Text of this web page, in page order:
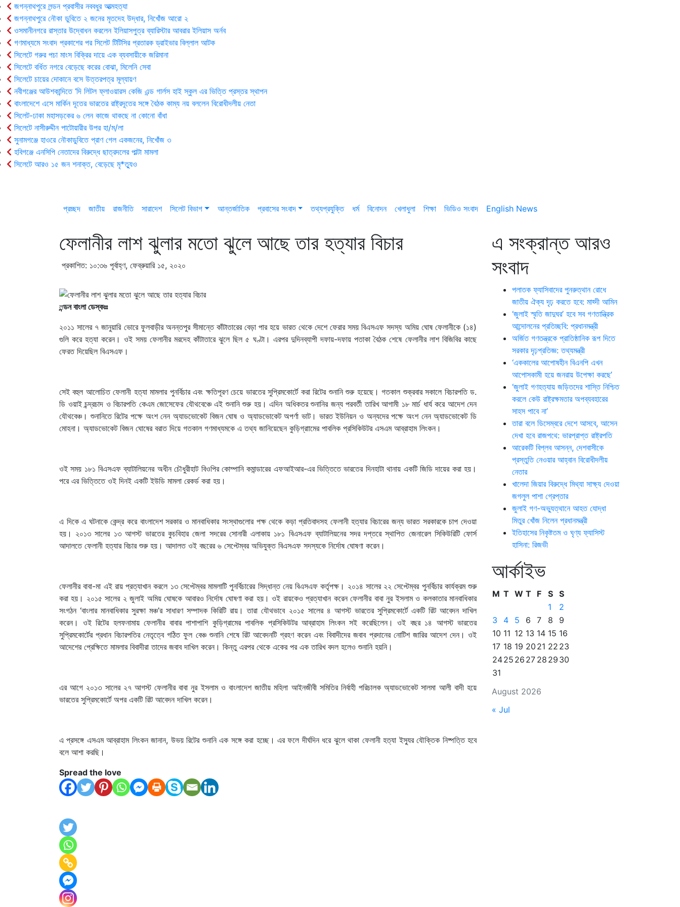
জগন্নাথপুরে লন্ডন প্রবাসীর নববধুর আত্মহত্যা
জগন্নাথপুরে নৌকা ডুবিতে ২ জনের মৃতদেহ উদ্ধার, নিখোঁজ আরো ২
ওসমানীনগরে রাস্তার উদ্বোধন করলেন ইলিয়াসপুত্র ব্যারিস্টার আবরার ইলিয়াস অর্নব
গণমাধ্যমে সংবাদ প্রকাশের পর সিলেট টিটিসির প্রতারক ড্রাইভার বিল্লাল আটক
সিলেটে গরুর পচা মাংস বিক্রির দায়ে এক ব্যবসায়ীকে জরিমানা
সিলেটে বর্ধিত নগরে বেড়েছে করের বোঝা, মিলেনি সেবা
সিলেটে চায়ের দোকানে বসে উত্তরপত্র মূল্যায়ণ
নবীগঞ্জের আউশকান্দিতে ‘দি লিটল ফ্লাওয়ারস কেজি এন্ড গার্লস হাই স্কুল এর ভিত্তি প্রস্তর স্থাপন
বাংলাদেশে এসে মার্কিন দূতের ভারতের রাষ্ট্রদূতের সঙ্গে বৈঠক কাম্য নয় বললেন বিরোধীদলীয় নেতা
সিলেট-ঢাকা মহাসড়কের ৬ লেন কাজে থাকছে না কোনো বাঁধা
সিলেটে নাসীরুদ্দীন পাটোয়ারীর উপর হা/ম/লা
সুনামগঞ্জে হাওরে নৌকাডুবিতে প্রাণ গেল একজনের, নিখোঁজ ৩
হবিগঞ্জে এনসিপি নেতাদের বিরুদ্ধে ছাত্রদলের পাল্টা মামলা
সিলেটে আরও ১৫ জন শনাক্ত, বেড়েছে মৃ*ত্যুও
প্রচ্ছদ জাতীয় রাজনীতি সারাদেশ সিলেট বিভাগ আন্তর্জাতিক প্রবাসের সংবাদ তথ্যপ্রযুক্তি ধর্ম বিনোদন খেলাধুলা শিক্ষা ভিডিও সংবাদ English News
ফেলানীর লাশ ঝুলার মতো ঝুলে আছে তার হত্যার বিচার
প্রকাশিত: ১০:৩৬ পূর্বাহ্ণ, ফেব্রুয়ারি ১৫, ২০২০
লন্ডন বাংলা ডেস্কঃঃ
২০১১ সালের ৭ জানুয়ারি ভোরে ফুলবাড়ীর অনন্তপুর সীমান্তে কাঁটাতারের বেড়া পার হয়ে ভারত থেকে দেশে ফেরার সময় বিএসএফ সদস্য অমিয় ঘোষ ফেলানীকে (১৪)
গুলি করে হত্যা করেন। ওই সময় ফেলানীর মরদেহ কাঁটাতারে ঝুলে ছিল ৫ ঘণ্টা। এরপর দুদিনব্যাপী দফায়-দফায় পতাকা বৈঠক শেষে ফেলানীর লাশ বিজিবির কাছে
ফেরত দিয়েছিল বিএসএফ।
সেই বহুল আলোচিত ফেলানী হত্যা মামলার পুনর্বিচার এবং ক্ষতিপূরণ চেয়ে ভারতের সুপ্রিমকোর্টে করা রিটের শুনানি শুরু হয়েছে। গতকাল শুক্রবার সকালে বিচারপতি ড.
ডি ওয়াই চন্দ্রচাদ ও বিচারপতি কেএম জোসেফের যৌথবেঞ্চে এই শুনানি শুরু হয়। এদিন অধিকতর শুনানির জন্য পরবর্তী তারিখ আগামী ১৮ মার্চ ধার্য করে আদেশ দেন
যৌথবেঞ্চ। শুনানিতে রিটের পক্ষে অংশ নেন অ্যাডভোকেট বিজন ঘোষ ও অ্যাডভোকেট অপর্ণা ভাট। ভারত ইউনিয়ন ও অন্যদের পক্ষে অংশ নেন অ্যাডভোকেট ডি
মোহনা। অ্যাডভোকেট বিজন ঘোষের বরাত দিয়ে গতকাল গণমাধ্যমকে এ তথ্য জানিয়েছেন কুড়িগ্রাামের পাবলিক প্রসিকিউটর এসএম আব্রাহাম লিংকন।
ওই সময় ১৮১ বিএসএফ ব্যাটালিয়নের অধীন চৌধুরীহাট বিওপির কোম্পানি কমান্ডারের এফআইআর-এর ভিত্তিতে ভারতের দিনহাটা থানায় একটি জিডি দায়ের করা হয়।
পরে এর ভিত্তিতে ওই দিনই একটি ইউডি মামলা রেকর্ড করা হয়।
এ দিকে এ ঘটনাকে কেন্দ্র করে বাংলাদেশ সরকার ও মানবাধিকার সংস্থাগুলোর পক্ষ থেকে কড়া প্রতিবাদসহ ফেলানী হত্যার বিচারের জন্য ভারত সরকারকে চাপ দেওয়া
হয়। ২০১৩ সালের ১৩ আগস্ট ভারতের কুচবিহার জেলা সদরের সোনারী এলাকায় ১৮১ বিএসএফ ব্যাটালিয়নের সদর দপ্তরে স্থাপিত জেনারেল সিকিউরিটি ফোর্স
আদালতে ফেলানী হত্যার বিচার শুরু হয়। আদালত ওই বছরের ৬ সেপ্টেম্বর অভিযুক্ত বিএসএফ সদস্যকে নির্দোষ ঘোষণা করেন।
ফেলানীর বাবা-মা এই রায় প্রত্যাখান করলে ১৩ সেপ্টেম্বর মামলাটি পুনর্বিচারের সিদ্ধান্ত নেয় বিএসএফ কর্তৃপক্ষ। ২০১৪ সালের ২২ সেপ্টেম্বর পুনর্বিচার কার্যক্রম শুরু
করা হয়। ২০১৫ সালের ২ জুলাই অমিয় ঘোষকে আবারও নির্দোষ ঘোষণা করা হয়। ওই রায়কেও প্রত্যাখান করেন ফেলানীর বাবা নুর ইসলাম ও কলকাতার মানবাধিকার
সংগঠন ‘বাংলার মানবাধিকার সুরক্ষা মঞ্চ’র সাধারণ সম্পাদক কিরিটি রায়। তারা যৌথভাবে ২০১৫ সালের ৪ আগস্ট ভারতের সুপ্রিমকোর্টে একটি রিট আবেদন দাখিল
করেন। ওই রিটের হলফনামায় ফেলানীর বাবার পাশাপাশি কুড়িগ্রামের পাবলিক প্রসিকিউটর আব্রাহাম লিংকন সই করেছিলেন। ওই বছর ১৪ আগস্ট ভারতের
সুপ্রিমকোর্টের প্রধান বিচারপতির নেতৃত্বে গঠিত ফুল বেঞ্চ শুনানি শেষে রিট আবেদনটি গ্রহণ করেন এবং বিবাদীদের জবাব প্রদানের নোটিশ জারির আদেশ দেন। ওই
আদেশের প্রেক্ষিতে মামলার বিবাদীরা তাদের জবাব দাখিল করেন। কিন্তু এরপর থেকে একের পর এক তারিখ বদল হলেও শুনানি হয়নি।
এর আগে ২০১৩ সালের ২৭ আগস্ট ফেলানীর বাবা নুর ইসলাম ও বাংলাদেশ জাতীয় মহিলা আইনজীবী সমিতির নির্বাহী পরিচালক অ্যাডভোকেট সালমা আলী বাদী হয়ে
ভারতের সুপ্রিমকোর্টে অপর একটি রিট আবেদন দাখিল করেন।
এ প্রসঙ্গে এসএম আব্রাহাম লিংকন জানান, উভয় রিটের শুনানি এক সঙ্গে করা হচ্ছে। এর ফলে দীর্ঘদিন ধরে ঝুলে থাকা ফেলানী হত্যা ইস্যুর যৌক্তিক নিষ্পত্তি হবে
বলে আশা করছি।
Spread the love
এ সংক্রান্ত আরও
সংবাদ
পলাতক ফ্যাসিবাদের পুনরুত্থান রোধে
জাতীয় ঐক্য দৃঢ় করতে হবে: মাহ্দী আমিন
‘জুলাই স্মৃতি জাদুঘর’ হবে সব গণতান্ত্রিক
আন্দোলনের প্রতিচ্ছবি: প্রধানমন্ত্রী
অর্জিত গণতন্ত্রকে প্রাতিষ্ঠানিক রূপ দিতে
সরকার দৃঢ়প্রতিজ্ঞ: তথ্যমন্ত্রী
‘এককালের আপোষহীন বিএনপি এখন
আপোসকামী হয়ে জনরায় উপেক্ষা করছে’
‘জুলাই গণহত্যায় জড়িতদের শাস্তি নিশ্চিত
করলে কেউ রাষ্ট্রক্ষমতার অপব্যবহারের
সাহস পাবে না’
তারা বলে ডিসেম্বরে দেশে আসবে, আসেন
দেখা হবে রাজপথে: ভারপ্রাপ্ত রাষ্ট্রপতি
আরেকটি বিপ্লব আসন্ন, দেশবাসীকে
প্রস্তুতি নেওয়ার আহ্বান বিরোধীদলীয়
নেতার
খালেদা জিয়ার বিরুদ্ধে মিথ্যা সাক্ষ্য দেওয়া
জগলুল পাশা গ্রেপ্তার
জুলাই গণ-অভ্যুত্থানে আহত যোদ্ধা
মিতুর খোঁজ নিলেন প্রধানমন্ত্রী
ইতিহাসের নিকৃষ্টতম ও ঘৃণ্য ফ্যাসিস্ট
হাসিনা: রিজভী
আর্কাইভ
August 2026
M T W T F S S
1
2
3
4 5 6 7 8
9
10 11 12 13 14 15 16
17 18 19 20 21 22 23
2425 26 27 28 29 30
31
« Jul